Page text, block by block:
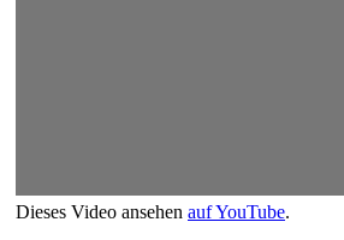
Dieses Video ansehen auf YouTube.